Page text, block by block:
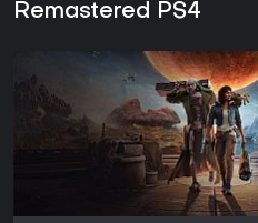
Remastered PS4